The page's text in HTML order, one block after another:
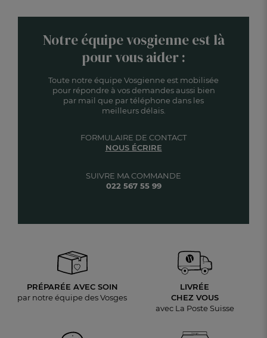
Notre équipe vosgienne est là
pour vous aider :
Toute notre équipe Vosgienne est mobilisée
pour répondre à vos demandes aussi bien
par mail que par téléphone dans les
meilleurs délais.
SUIVRE MA COMMANDE
022 567 55 99
FORMULAIRE DE CONTACT
NOUS ÉCRIRE
PRÉPARÉE AVEC SOIN
par notre équipe des Vosges
LIVRÉE
CHEZ VOUS
avec La Poste Suisse